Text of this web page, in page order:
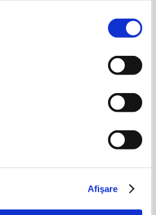
Afişare
-35%
Dan Brown - The Da Vinci Code
Pret:40,00Lei 26,00 Lei
Adaugă în coș